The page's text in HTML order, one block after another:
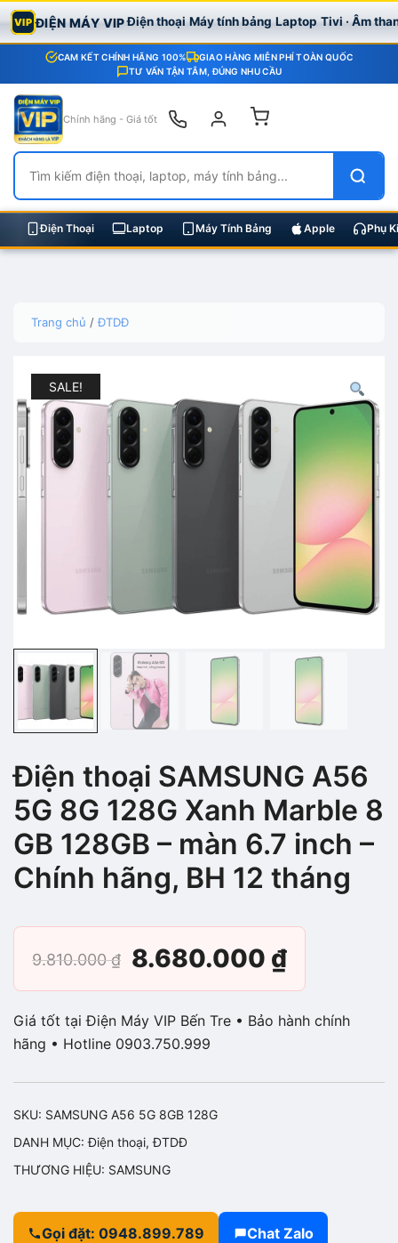
VIP ĐIỆN MÁY VIPĐiện thoại Máy tính bảng Laptop Tivi · Âm
CAM KẾT CHÍNH HÃNG 100%
GIAO HÀNG MIỄN PHÍ TOÀN QUỐC
TƯ VẤN TẬN TÂM, ĐÚNG NHU CẦU
Chính hãng - Giá tốt
Điện Thoại Laptop Máy Tính Bảng Apple Phụ
Trang chủ /ĐTDĐ
SALE!
Điện thoại SAMSUNG A56
5G 8G 128G Xanh Marble 8
GB 128GB – màn 6.7 inch –
Chính hãng, BH 12 tháng
9.810.000₫
Giá
gốc
là:
9.810.000 ₫.
8.680.000 ₫Giá
hiện
là:
Giá tốt tại Điện Máy VIP Bến Tre • Bảo hành chính
hãng • Hotline 0903.750.999
SKU: SAMSUNG A56 5G 8GB 128G
DANH MỤC:Điện thoại,ĐTDĐ
THƯƠNG HIỆU: SAMSUNG
Gọi đặt: 0948.899.789 Chat Zalo